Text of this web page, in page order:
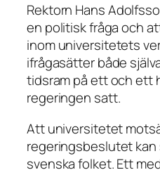
Rektorn Hans
en politisk fråga och
inom universitetets
ifrågasätter både
tidsram på ett och ett
regeringen satt.
Att universitetet
regeringsbeslutet
svenska folket. Ett